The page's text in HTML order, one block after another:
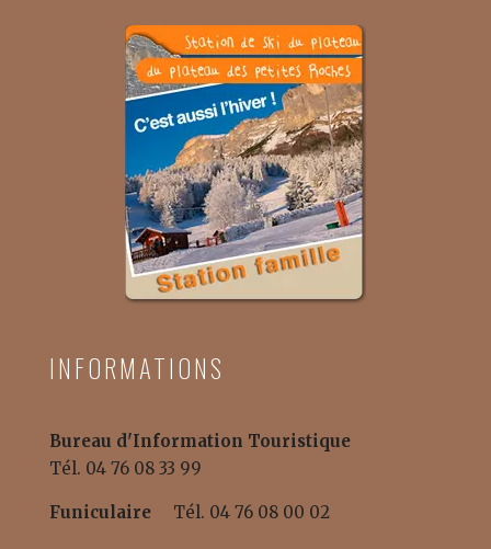
INFORMATIONS
Bureau d'Information Touristique
Tél. 04 76 08 33 99
Funiculaire Tél. 04 76 08 00 02